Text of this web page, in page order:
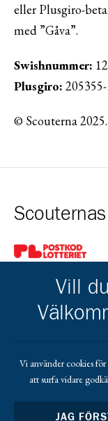
eller Plusgiro-
med ”Gåva”.
Swishnummer:
Plusgiro: 205355-
© Scouterna
Gå till pl_50
Gå till https:// Gå
Vill
Vi använder cookies
att surfa vidare
JAG